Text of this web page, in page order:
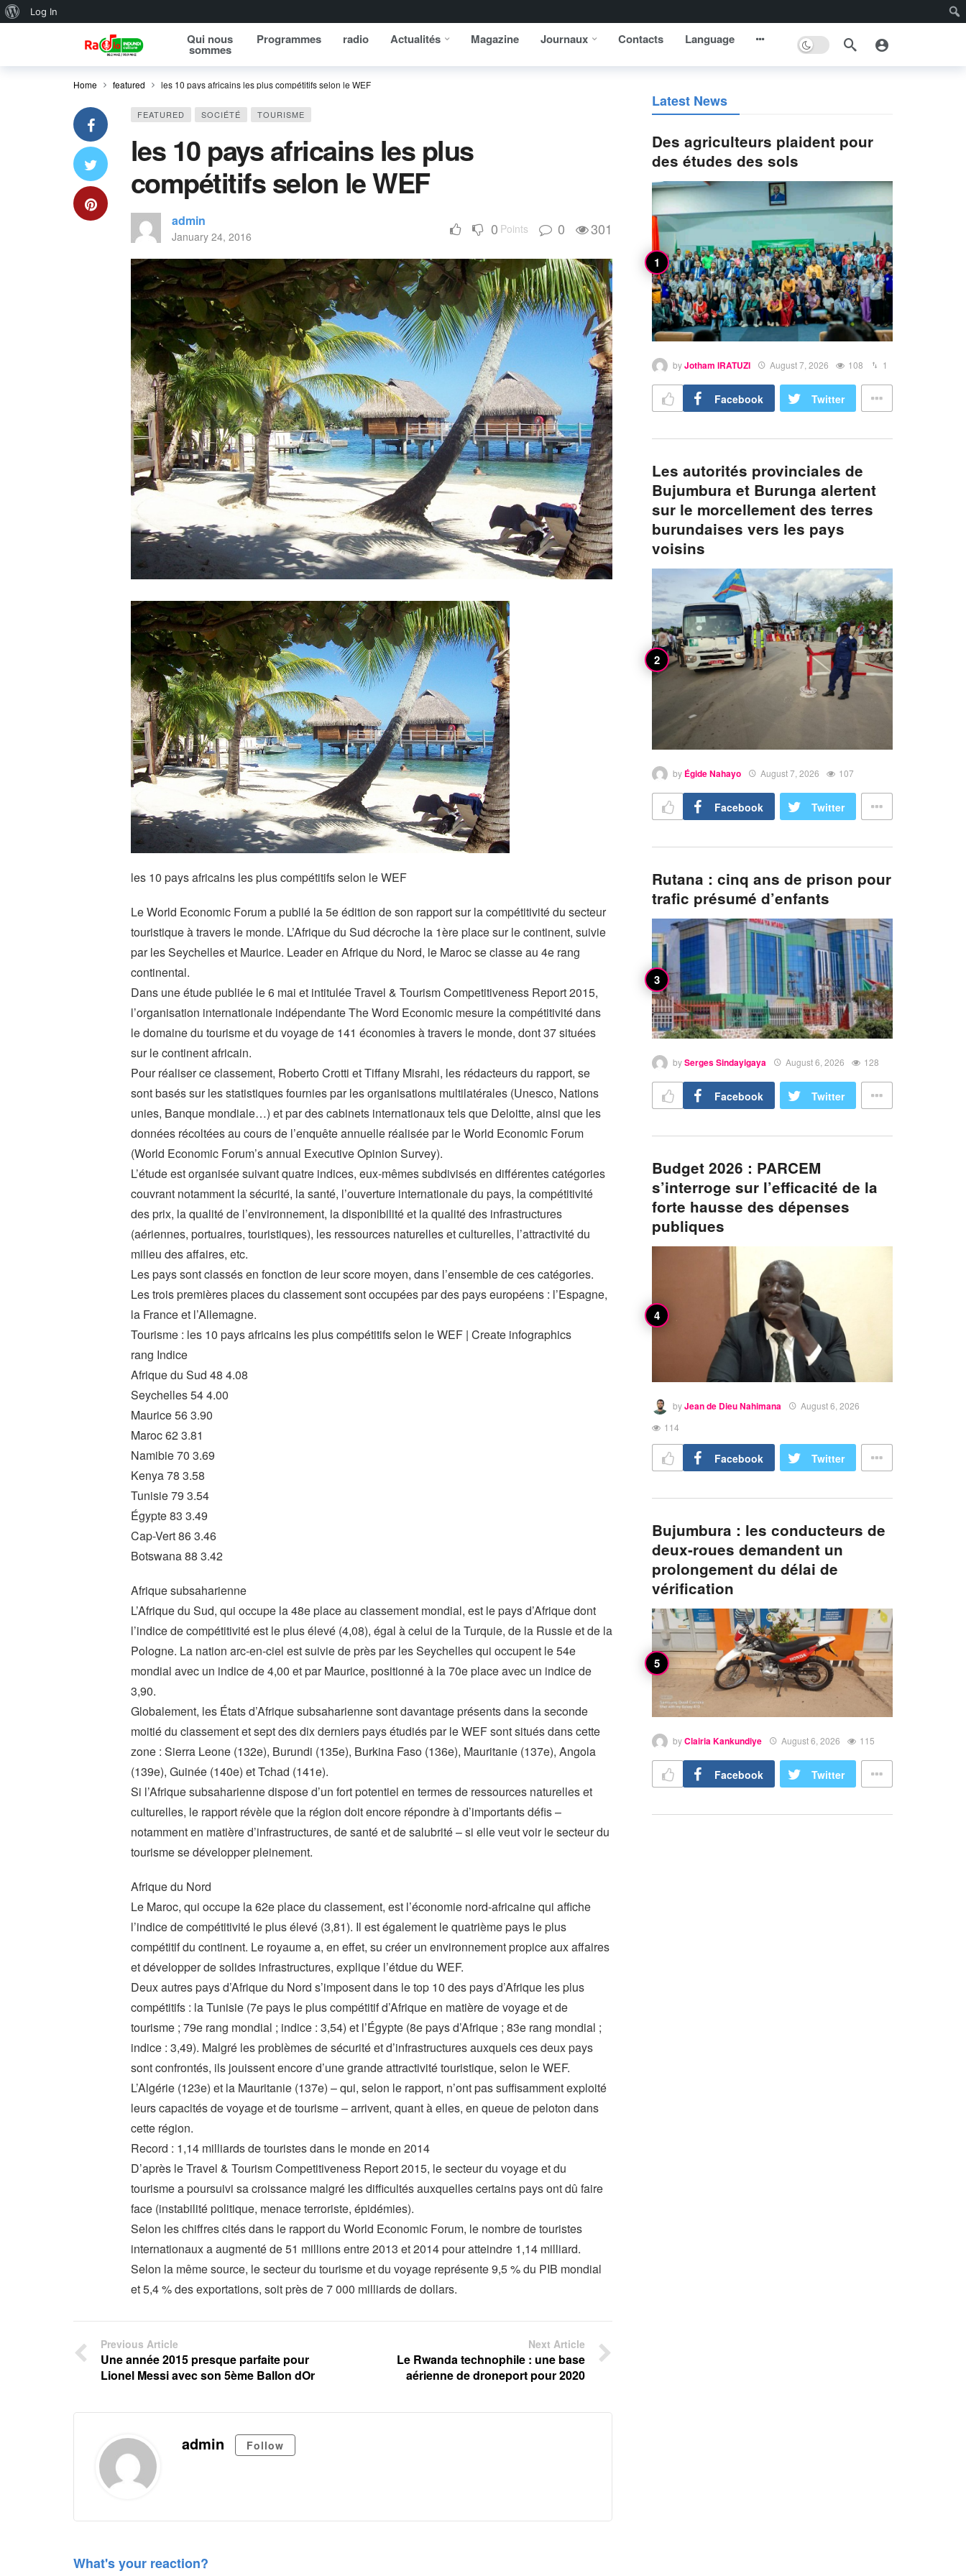
About WordPress
Log In
Qui nous
sommes
Programmes radio Actualités Magazine Journaux Contacts Language
Home featured les 10 pays africains les plus compétitifs selon le WEF
FEATURED SOCIÉTÉ TOURISME
les 10 pays africains les plus
compétitifs selon le WEF
admin
January 24, 2016 0 Points 0 301
les 10 pays africains les plus compétitifs selon le WEF
Le World Economic Forum a publié la 5e édition de son rapport sur la compétitivité du secteur
touristique à travers le monde. L’Afrique du Sud décroche la 1ère place sur le continent, suivie
par les Seychelles et Maurice. Leader en Afrique du Nord, le Maroc se classe au 4e rang
continental.
Dans une étude publiée le 6 mai et intitulée Travel & Tourism Competitiveness Report 2015,
l’organisation internationale indépendante The Word Economic mesure la compétitivité dans
le domaine du tourisme et du voyage de 141 économies à travers le monde, dont 37 situées
sur le continent africain.
Pour réaliser ce classement, Roberto Crotti et Tiffany Misrahi, les rédacteurs du rapport, se
sont basés sur les statistiques fournies par les organisations multilatérales (Unesco, Nations
unies, Banque mondiale…) et par des cabinets internationaux tels que Deloitte, ainsi que les
données récoltées au cours de l’enquête annuelle réalisée par le World Economic Forum
(World Economic Forum’s annual Executive Opinion Survey).
L’étude est organisée suivant quatre indices, eux-mêmes subdivisés en différentes catégories
couvrant notamment la sécurité, la santé, l’ouverture internationale du pays, la compétitivité
des prix, la qualité de l’environnement, la disponibilité et la qualité des infrastructures
(aériennes, portuaires, touristiques), les ressources naturelles et culturelles, l’attractivité du
milieu des affaires, etc.
Les pays sont classés en fonction de leur score moyen, dans l’ensemble de ces catégories.
Les trois premières places du classement sont occupées par des pays européens : l’Espagne,
la France et l’Allemagne.
Tourisme : les 10 pays africains les plus compétitifs selon le WEF | Create infographics
rang Indice
Afrique du Sud 48 4.08
Seychelles 54 4.00
Maurice 56 3.90
Maroc 62 3.81
Namibie 70 3.69
Kenya 78 3.58
Tunisie 79 3.54
Égypte 83 3.49
Cap-Vert 86 3.46
Botswana 88 3.42
Afrique subsaharienne
L’Afrique du Sud, qui occupe la 48e place au classement mondial, est le pays d’Afrique dont
l’indice de compétitivité est le plus élevé (4,08), égal à celui de la Turquie, de la Russie et de la
Pologne. La nation arc-en-ciel est suivie de près par les Seychelles qui occupent le 54e
mondial avec un indice de 4,00 et par Maurice, positionné à la 70e place avec un indice de
3,90.
Globalement, les États d’Afrique subsaharienne sont davantage présents dans la seconde
moitié du classement et sept des dix derniers pays étudiés par le WEF sont situés dans cette
zone : Sierra Leone (132e), Burundi (135e), Burkina Faso (136e), Mauritanie (137e), Angola
(139e), Guinée (140e) et Tchad (141e).
Si l’Afrique subsaharienne dispose d’un fort potentiel en termes de ressources naturelles et
culturelles, le rapport révèle que la région doit encore répondre à d’importants défis –
notamment en matière d’infrastructures, de santé et de salubrité – si elle veut voir le secteur du
tourisme se développer pleinement.
Afrique du Nord
Le Maroc, qui occupe la 62e place du classement, est l’économie nord-africaine qui affiche
l’indice de compétitivité le plus élevé (3,81). Il est également le quatrième pays le plus
compétitif du continent. Le royaume a, en effet, su créer un environnement propice aux affaires
et développer de solides infrastructures, explique l’étdue du WEF.
Deux autres pays d’Afrique du Nord s’imposent dans le top 10 des pays d’Afrique les plus
compétitifs : la Tunisie (7e pays le plus compétitif d’Afrique en matière de voyage et de
tourisme ; 79e rang mondial ; indice : 3,54) et l’Égypte (8e pays d’Afrique ; 83e rang mondial ;
indice : 3,49). Malgré les problèmes de sécurité et d’infrastructures auxquels ces deux pays
sont confrontés, ils jouissent encore d’une grande attractivité touristique, selon le WEF.
L’Algérie (123e) et la Mauritanie (137e) – qui, selon le rapport, n’ont pas suffisamment exploité
leurs capacités de voyage et de tourisme – arrivent, quant à elles, en queue de peloton dans
cette région.
Record : 1,14 milliards de touristes dans le monde en 2014
D’après le Travel & Tourism Competitiveness Report 2015, le secteur du voyage et du
tourisme a poursuivi sa croissance malgré les difficultés auxquelles certains pays ont dû faire
face (instabilité politique, menace terroriste, épidémies).
Selon les chiffres cités dans le rapport du World Economic Forum, le nombre de touristes
internationaux a augmenté de 51 millions entre 2013 et 2014 pour atteindre 1,14 milliard.
Selon la même source, le secteur du tourisme et du voyage représente 9,5 % du PIB mondial
et 5,4 % des exportations, soit près de 7 000 milliards de dollars.
Previous Article
Une année 2015 presque parfaite pour
Lionel Messi avec son 5ème Ballon dOr
Next Article
Le Rwanda technophile : une base
aérienne de droneport pour 2020
admin Follow
What's your reaction?
Latest News
Des agriculteurs plaident pour
des études des sols
byJotham IRATUZI August 7, 2026 108 1
Facebook Twitter
Les autorités provinciales de
Bujumbura et Burunga alertent
sur le morcellement des terres
burundaises vers les pays
voisins
by Égide Nahayo August 7, 2026 107
Facebook Twitter
Rutana : cinq ans de prison pour
trafic présumé d’enfants
bySerges Sindayigaya August 6, 2026 128
Facebook Twitter
Budget 2026 : PARCEM
s’interroge sur l’efficacité de la
forte hausse des dépenses
publiques
byJean de Dieu Nahimana
August 6, 2026
114
Facebook Twitter
Bujumbura : les conducteurs de
deux-roues demandent un
prolongement du délai de
vérification
byClairia Kankundiye August 6, 2026 115
Facebook Twitter